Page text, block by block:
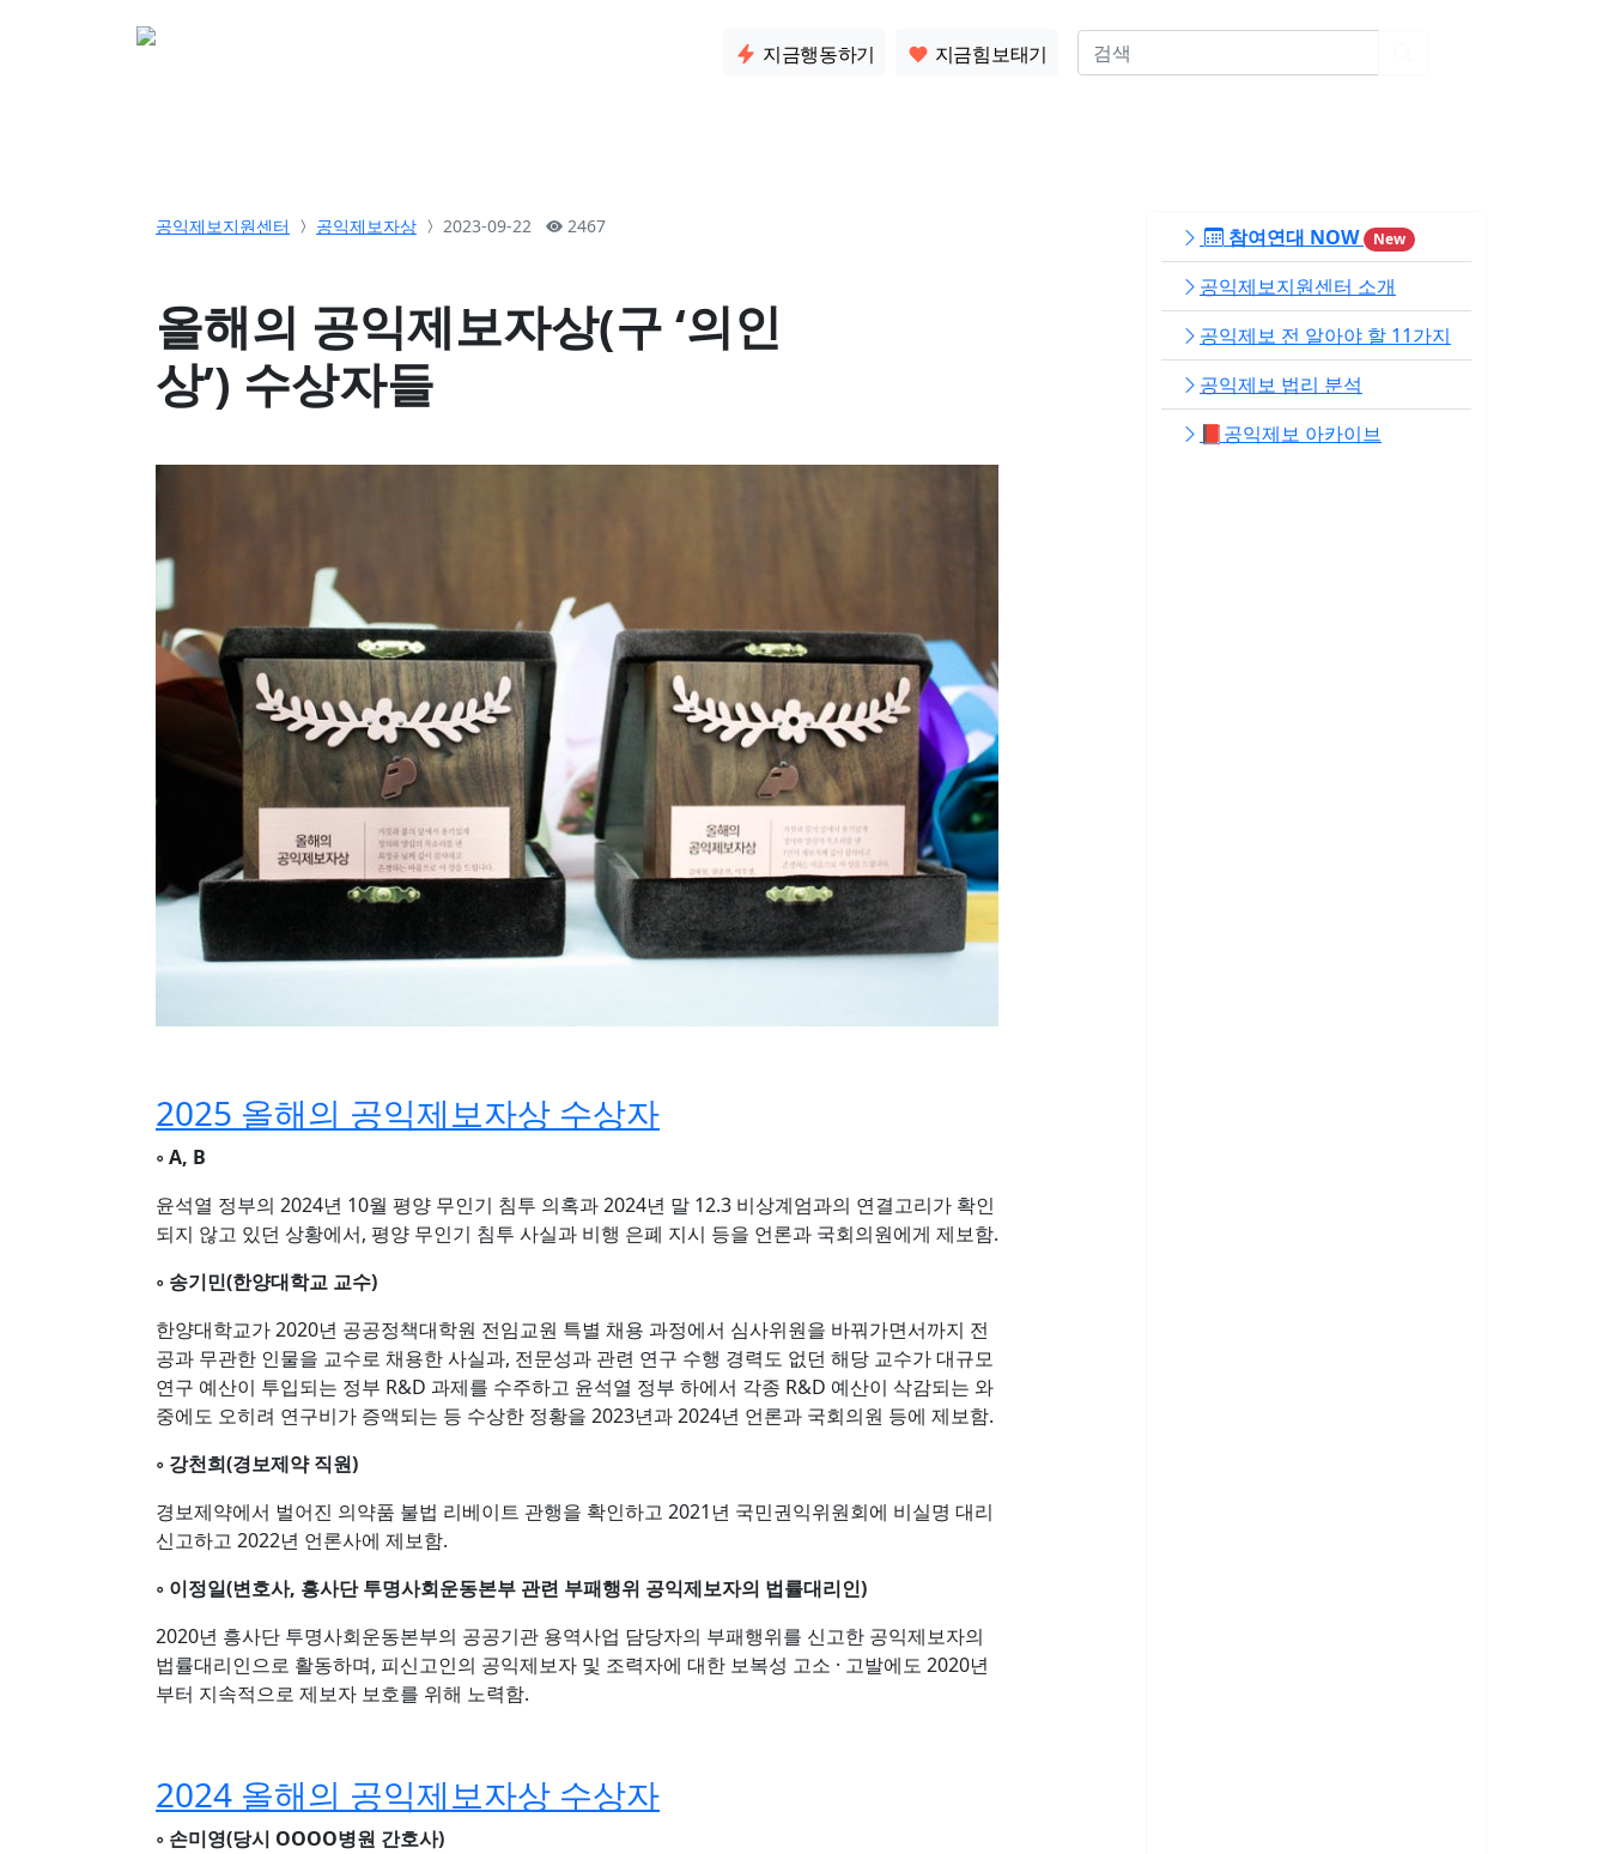
지금행동하기 지금힘보태기
공익제보지원센터 공익제보자상 2023-09-22 2467
올해의 공익제보자상(구 ‘의인
상’) 수상자들
2025 올해의 공익제보자상 수상자
◦ A, B
윤석열 정부의 2024년 10월 평양 무인기 침투 의혹과 2024년 말 12.3 비상계엄과의 연결고리가 확인
되지 않고 있던 상황에서, 평양 무인기 침투 사실과 비행 은폐 지시 등을 언론과 국회의원에게 제보함.
◦ 송기민(한양대학교 교수)
한양대학교가 2020년 공공정책대학원 전임교원 특별 채용 과정에서 심사위원을 바꿔가면서까지 전
공과 무관한 인물을 교수로 채용한 사실과, 전문성과 관련 연구 수행 경력도 없던 해당 교수가 대규모
연구 예산이 투입되는 정부 R&D 과제를 수주하고 윤석열 정부 하에서 각종 R&D 예산이 삭감되는 와
중에도 오히려 연구비가 증액되는 등 수상한 정황을 2023년과 2024년 언론과 국회의원 등에 제보함.
◦ 강천희(경보제약 직원)
경보제약에서 벌어진 의약품 불법 리베이트 관행을 확인하고 2021년 국민권익위원회에 비실명 대리
신고하고 2022년 언론사에 제보함.
◦ 이정일(변호사, 흥사단 투명사회운동본부 관련 부패행위 공익제보자의 법률대리인)
2020년 흥사단 투명사회운동본부의 공공기관 용역사업 담당자의 부패행위를 신고한 공익제보자의
법률대리인으로 활동하며, 피신고인의 공익제보자 및 조력자에 대한 보복성 고소 · 고발에도 2020년
부터 지속적으로 제보자 보호를 위해 노력함.
2024 올해의 공익제보자상 수상자
◦ 손미영(당시 OOOO병원 간호사)
참여연대 NOW New
공익제보지원센터 소개
공익제보 전 알아야 할 11가지
공익제보 법리 분석
📕공익제보 아카이브